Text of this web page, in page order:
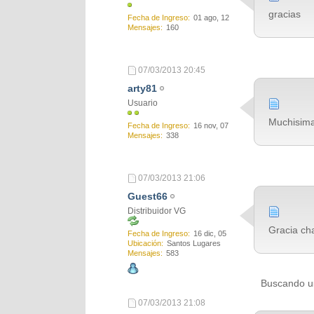
Fecha de Ingreso
01 ago, 12
Mensajes
160
gracias
07/03/2013 20:45
arty81
Usuario
Fecha de Ingreso
16 nov, 07
Mensajes
338
07/03/2013 21:06
Guest66
Distribuidor VG
Fecha de Ingreso
16 dic, 05
Ubicación
Santos Lugares
Mensajes
583
Gracia
Buscando
07/03/2013 21:08